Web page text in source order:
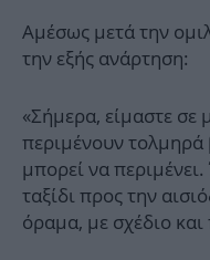
Αμέσως μετά την
την εξής ανάρτηση:
«Σήμερα, είμαστε σε
περιμένουν
μπορεί να
ταξίδι προς την
όραμα, με σχέδιο